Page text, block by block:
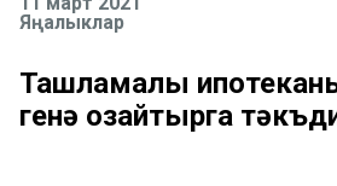
Яңалыклар
Ташламалы ипотеканы
генә озайтырга